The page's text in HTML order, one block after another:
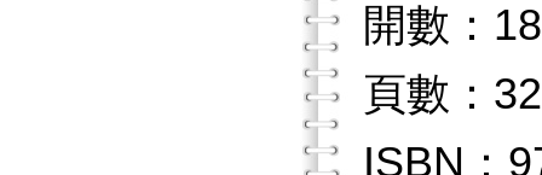
開數：18
頁數：
ISBN：